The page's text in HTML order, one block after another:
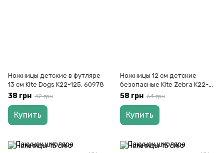
Ножницы детские в футляре
13 см Kite Dogs K22-125, 60978
38 грн 42 грн
Купить
Ножницы 12 см детские
безопасные Kite Zebra K22-
008-02, 62237
58 грн 64 грн
Купить